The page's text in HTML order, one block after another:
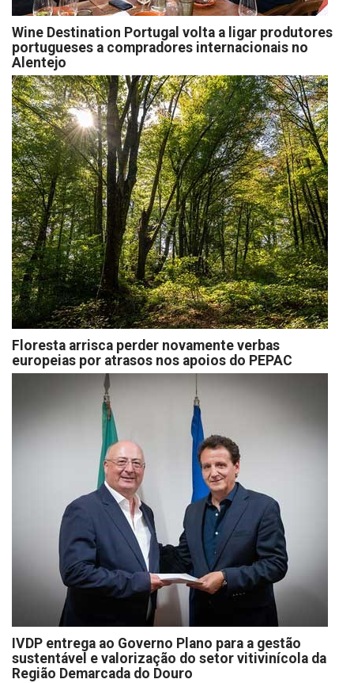
Wine Destination Portugal volta a ligar produtores
portugueses a compradores internacionais no
Alentejo
Floresta arrisca perder novamente verbas
europeias por atrasos nos apoios do PEPAC
IVDP entrega ao Governo Plano para a gestão
sustentável e valorização do setor vitivinícola da
Região Demarcada do Douro